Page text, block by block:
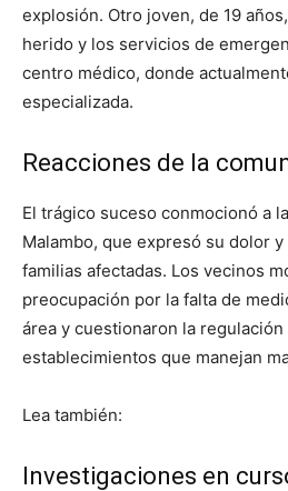
explosión. Otro joven, de 19
herido y los servicios de
centro médico, donde
especializada.
Reacciones de la
El trágico suceso conmocionó a
Malambo, que expresó su dolor
familias afectadas. Los vecinos
preocupación por la falta de
área y cuestionaron la
establecimientos que manejan
Lea también:
Investigaciones en